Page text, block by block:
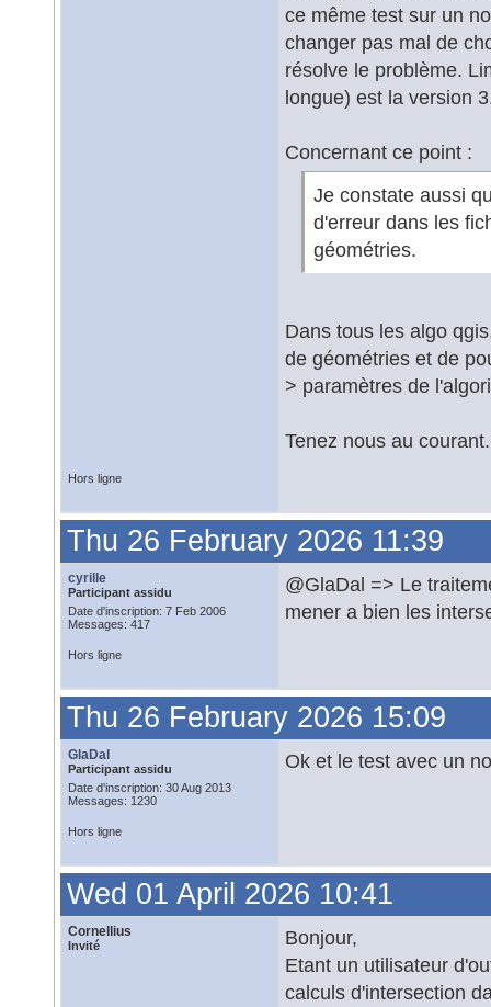
ce même test sur un
changer pas mal de
résolve le problème.
longue) est la version
Concernant ce point :
Je constate aussi
d'erreur dans les
géométries.
Dans tous les algo
de géométries et de
> paramètres de
Tenez nous au
Hors ligne
Thu 26 February 2026 11:39
cyrille
Participant assidu
Date d'inscription: 7 Feb 2006
Messages: 417
@GlaDal => Le
mener a bien les
Hors ligne
Thu 26 February 2026 15:09
GlaDal
Participant assidu
Date d'inscription: 30 Aug 2013
Messages: 1230
Ok et le test avec un
Hors ligne
Wed 01 April 2026 10:41
Cornellius
Invité
Bonjour,
Etant un utilisateur
calculs d'intersection